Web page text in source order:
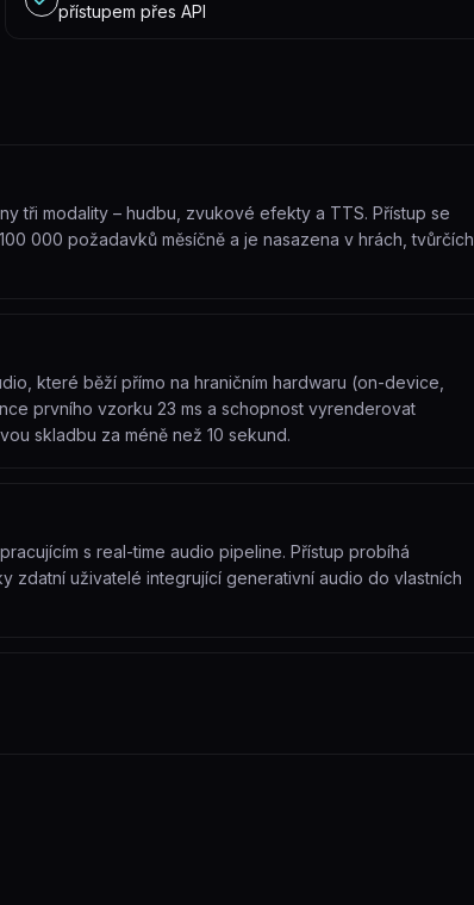
přístupem přes API
tři modality – hudbu, zvukové efekty a TTS. Přístup se
000 požadavků měsíčně a je nasazena v hrách, tvůrčích
které běží přímo na hraničním hardwaru (on-device,
prvního vzorku 23 ms a schopnost vyrenderovat
skladbu za méně než 10 sekund.
s real-time audio pipeline. Přístup probíhá
zdatní uživatelé integrující generativní audio do vlastních